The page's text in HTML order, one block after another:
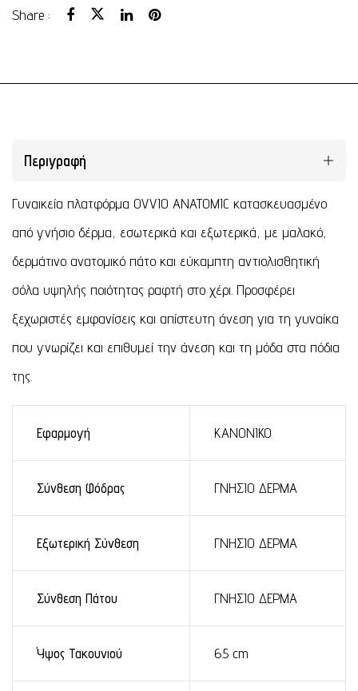
Share :
Περιγραφή
Γυναικεία πλατφόρμα OVVIO ANATOMIC κατασκευασμένο
από γνήσιο δέρμα, εσωτερικά και εξωτερικά, με μαλακό,
δερμάτινο ανατομικό πάτο και εύκαμπτη αντιολισθητική
σόλα υψηλής ποιότητας ραφτή στο χέρι. Προσφέρει
ξεχωριστές εμφανίσεις και απίστευτη άνεση για τη γυναίκα
που γνωρίζει και επιθυμεί την άνεση και τη μόδα στα πόδια
της.
Εφαρμογή ΚΑΝΟΝΙΚΟ
Σύνθεση Φόδρας ΓΝΗΣΙΟ ΔΕΡΜΑ
Εξωτερική Σύνθεση ΓΝΗΣΙΟ ΔΕΡΜΑ
Σύνθεση Πάτου ΓΝΗΣΙΟ ΔΕΡΜΑ
Ύψος Τακουνιού 6.5 cm